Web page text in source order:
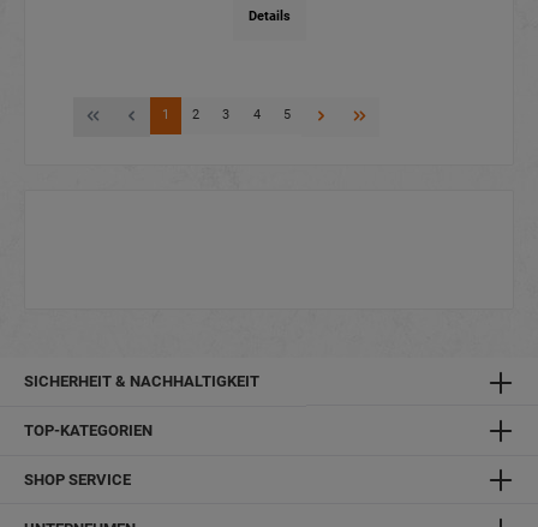
Details
1 2 3 4 5
SICHERHEIT & NACHHALTIGKEIT
TOP-KATEGORIEN
SHOP SERVICE